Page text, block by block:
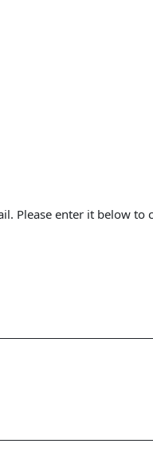
Please enter it below to